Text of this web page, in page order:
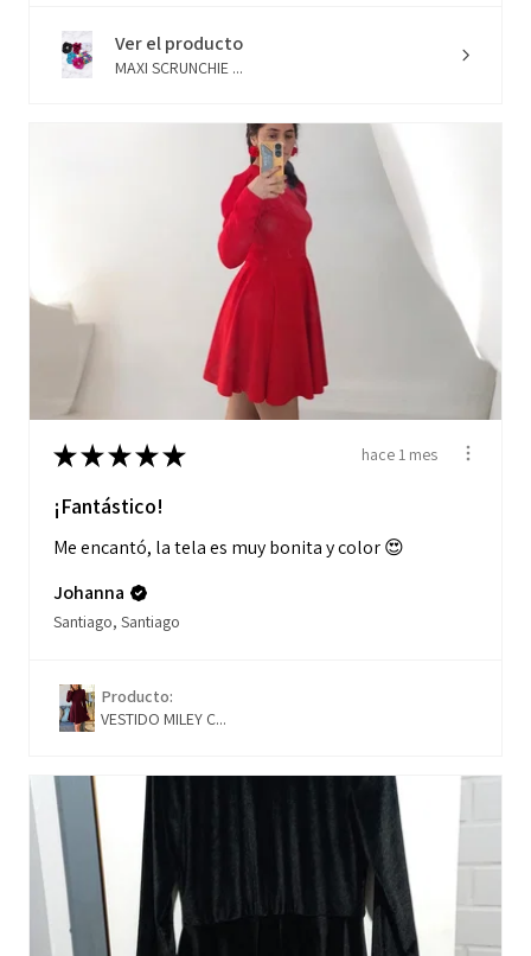
Ver el producto
MAXI SCRUNCHIE ...
★★★★★ hace 1 mes
¡Fantástico!
Me encantó, la tela es muy bonita y color 😍
Johanna
Santiago, Santiago
Producto:
VESTIDO MILEY C...